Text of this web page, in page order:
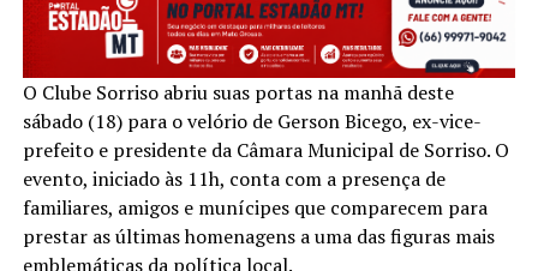
O Clube Sorriso abriu suas portas na manhã deste
sábado (18) para o velório de Gerson Bicego, ex-vice-
prefeito e presidente da Câmara Municipal de Sorriso. O
evento, iniciado às 11h, conta com a presença de
familiares, amigos e munícipes que comparecem para
prestar as últimas homenagens a uma das figuras mais
emblemáticas da política local.